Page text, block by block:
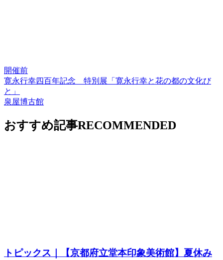
開催前
寛永行幸四百年記念 特別展「寛永行幸と花の都の文化び
と」
泉屋博古館
おすすめ記事RECOMMENDED
トピックス｜【京都府立堂本印象美術館】夏休み